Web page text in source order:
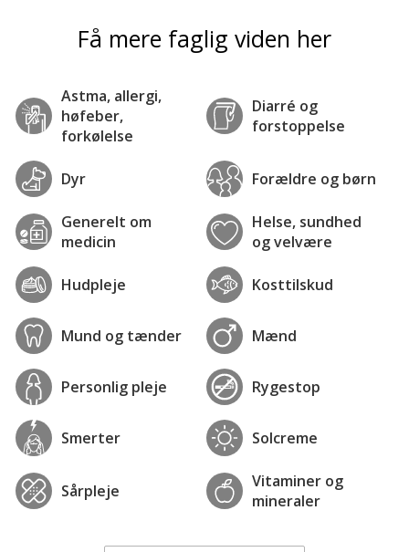
Få mere faglig viden her
Astma, allergi,
høfeber,
forkølelse
Diarré og
forstoppelse
Dyr Forældre og børn
Generelt om
medicin
Helse, sundhed
og velvære
Hudpleje Kosttilskud
Mund og tænder Mænd
Personlig pleje Rygestop
Smerter Solcreme
Sårpleje
Vitaminer og
mineraler